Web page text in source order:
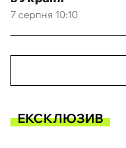
7 серпня 10:10
ЕКСКЛЮЗИВ